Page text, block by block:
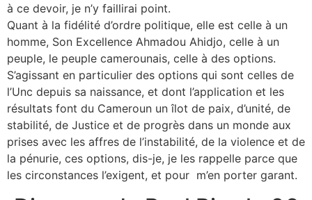
à ce devoir, je n’y faillirai point.
Quant à la fidélité d’ordre politique, elle est celle à un
homme, Son Excellence Ahmadou Ahidjo, celle à un
peuple, le peuple camerounais, celle à des options.
S’agissant en particulier des options qui sont celles de
l’Unc depuis sa naissance, et dont l’application et les
résultats font du Cameroun un îlot de paix, d’unité, de
stabilité, de Justice et de progrès dans un monde aux
prises avec les affres de l’instabilité, de la violence et de
la pénurie, ces options, dis-je, je les rappelle parce que
les circonstances l’exigent, et pour m’en porter garant.